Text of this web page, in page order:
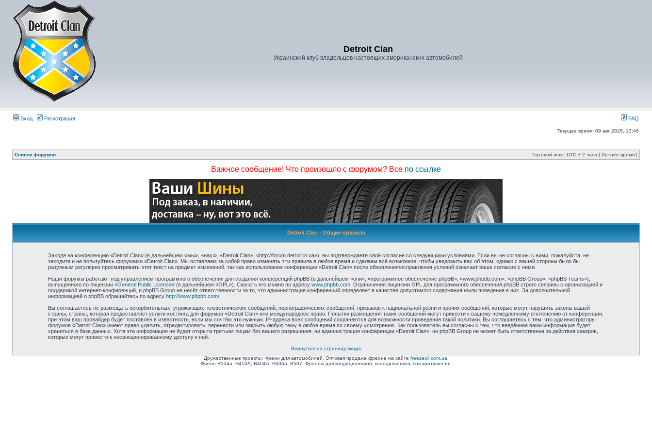
Detroit Clan
Украинский клуб владельцев настоящих американских автомобилей
Вход Регистрация FAQ
Текущее время: 09 авг 2026, 13:46
Список форумов Часовой пояс: UTC + 2 часа [ Летнее время ]
Важное сообщение! Что произошло с форумом? Все по ссылке
Detroit Clan - Общие правила
Заходя на конференцию «Detroit Clan» (в дальнейшем «мы», «наш», «Detroit Clan», «http://forum.detroit.in.ua»), вы подтверждаете своё согласие со следующими условиями. Если вы не согласны с ними, пожалуйста, не
заходите и не пользуйтесь форумами «Detroit Clan». Мы оставляем за собой право изменять эти правила в любое время и сделаем всё возможное, чтобы уведомить вас об этом, однако с вашей стороны было бы
разумным регулярно просматривать этот текст на предмет изменений, так как использование конференции «Detroit Clan» после обновления/исправления условий означает ваше согласие с ними.
Наши форумы работают под управлением программного обеспечения для создания конференций phpBB (в дальнейшем «они», «программное обеспечение phpBB», «www.phpbb.com», «phpBB Group», «phpBB Teams»),
выпущенного по лицензии «General Public License» (в дальнейшем «GPL»). Скачать его можно по адресу www.phpbb.com. Ограничения лицензии GPL для программного обеспечения phpBB строго связаны с организацией и
поддержкой интернет-конференций, и phpBB Group не несёт ответственности за то, что администрация конференций определяет в качестве допустимого содержания и/или поведения в них. За дополнительной
информацией о phpBB обращайтесь по адресу http://www.phpbb.com/.
Вы соглашаетесь не размещать оскорбительных, угрожающих, клеветнических сообщений, порнографических сообщений, призывов к национальной розни и прочих сообщений, которые могут нарушить законы вашей
страны, страны, которая предоставляет услуги хостинга для форумов «Detroit Clan» или международное право. Попытки размещения таких сообщений могут привести к вашему немедленному отключению от конференции,
при этом ваш провайдер будет поставлен в известность, если мы сочтём это нужным. IP-адреса всех сообщений сохраняются для возможности проведения такой политики. Вы соглашаетесь с тем, что администраторы
форумов «Detroit Clan» имеют право удалить, отредактировать, перенести или закрыть любую тему в любое время по своему усмотрению. Как пользователь вы согласны с тем, что введённая вами информация будет
храниться в базе данных. Хотя эта информация не будет открыта третьим лицам без вашего разрешения, ни администрация конференции «Detroit Clan», ни phpBB Group не может быть ответственна за действия хакеров,
которые могут привести к несанкционированному доступу к ней.
Вернуться на страницу входа
Дружественные проекты: Фреон для автомобилей, Оптовая продажа фреона на сайте freezeoil.com.ua
Фреон R134a, R410A, R404A, R606a, R507. Фреоны для кондиционеров, холодильников, пожаротушения.